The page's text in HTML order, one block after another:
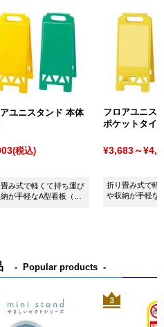
ユニスタンド 本体
(税込)
み式で軽くて持ち運び
が手軽なA型看板（両
フロアユニス
ポケットタイ
¥3,683～
折り畳み式で軽
や収納が手軽な
Popular products